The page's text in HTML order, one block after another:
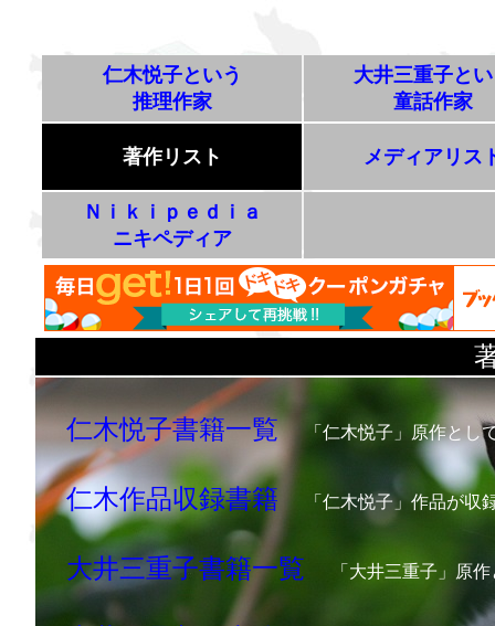
仁木悦子という
推理作家
大井三重子と
童話作家
著作リスト メディアリス
Ｎｉｋｉｐｅｄｉａ
ニキペディア
仁木悦子書籍一覧 「仁木悦子」原作とし
仁木作品収録書籍 「仁木悦子」作品が収
大井三重子書籍一覧 「大井三重子」原